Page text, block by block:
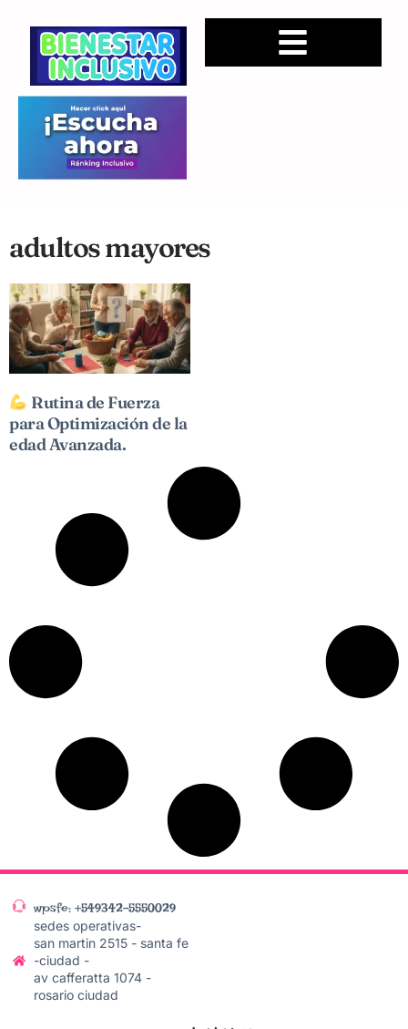
adultos mayores
Rutina de Fuerza
para Optimización de la
edad Avanzada.
wpsfe: +549342-5550029
sedes operativas-
san martin 2515 - santa fe
-ciudad -
av cafferatta 1074 -
rosario ciudad